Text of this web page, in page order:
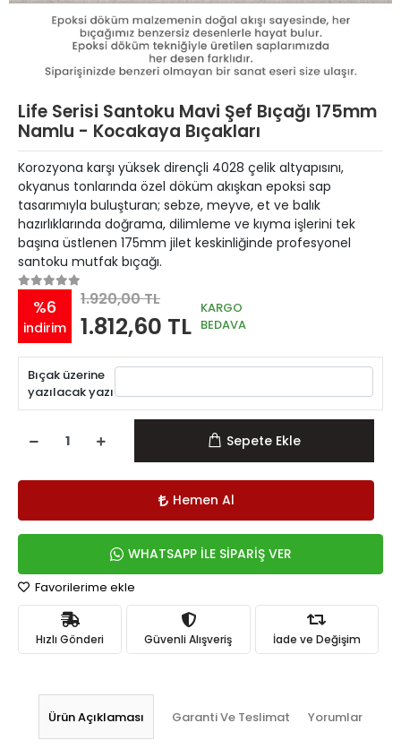
Life Serisi Santoku Mavi Şef Bıçağı 175mm
Namlu - Kocakaya Bıçakları
Korozyona karşı yüksek dirençli 4028 çelik altyapısını,
okyanus tonlarında özel döküm akışkan epoksi sap
tasarımıyla buluşturan; sebze, meyve, et ve balık
hazırlıklarında doğrama, dilimleme ve kıyma işlerini tek
başına üstlenen 175mm jilet keskinliğinde profesyonel
santoku mutfak bıçağı.
%6
indirim
1.920,00 TL
1.812,60 TL
KARGO
BEDAVA
Bıçak üzerine
yazılacak yazı
Sepete Ekle
Hemen Al
WHATSAPP İLE SİPARİŞ VER
Favorilerime ekle
Hızlı Gönderi Güvenli Alışveriş İade ve Değişim
Ürün Açıklaması Garanti Ve Teslimat Yorumlar